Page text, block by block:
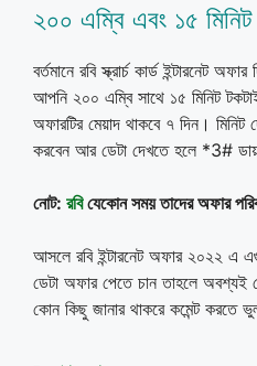
২০০ এম্বি এবং ১৫
বর্তমানে রবি স্ক্রার্চ কার্ড ইন্টারনেট
আপনি ২০০ এম্বি সাথে ১৫ মিনিট
অফারটির মেয়াদ থাকবে ৭ দিন।
করবেন আর ডেটা দেখতে হলে *3#
নোট: রবিযেকোন সময় তাদের অফার
আসলে রবি ইন্টারনেট অফার ২০২২ এ
ডেটা অফার পেতে চান তাহলে অবশ্যই
কোন কিছু জানার থাকরে কমেন্ট করতে